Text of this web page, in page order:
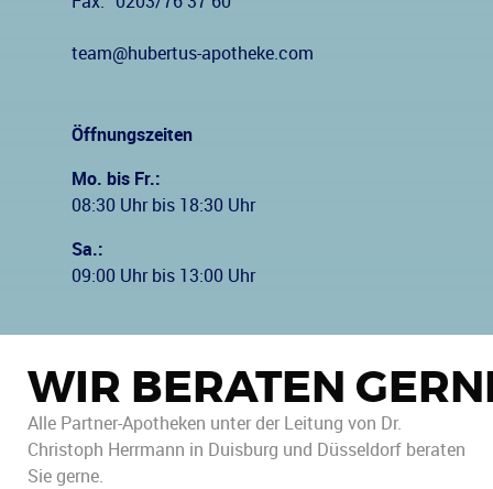
team@hubertus-apotheke.com
Öffnungszeiten
Mo. bis Fr.:
08:30 Uhr bis 18:30 Uhr
Sa.:
09:00 Uhr bis 13:00 Uhr
WIR BERATEN
Alle Partner-Apotheken unter der Leitung von Dr.
Christoph Herrmann in Duisburg und Düsseldorf beraten
Sie gerne.